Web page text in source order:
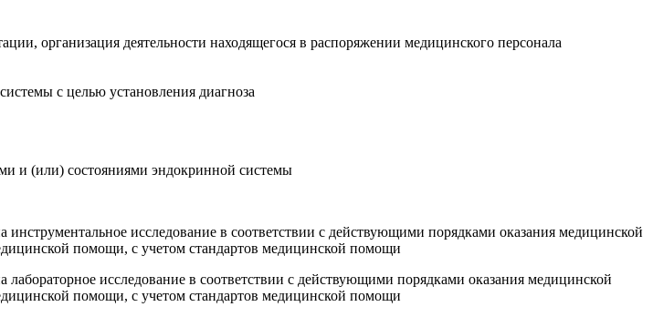
организация деятельности находящегося в распоряжении медицинского персонала
с целью установления диагноза
и (или) состояниями эндокринной системы
исследование в соответствии с действующими порядками оказания медицинской
помощи, с учетом стандартов медицинской помощи
исследование в соответствии с действующими порядками оказания медицинской
помощи, с учетом стандартов медицинской помощи